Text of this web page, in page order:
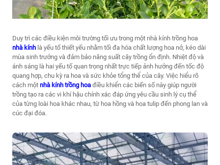
Duy trì các điều kiện môi trường tối ưu trong một nhà kính trồng hoa
nhà kính là yếu tố thiết yếu nhằm tối đa hóa chất lượng hoa nở, kéo dài
mùa sinh trưởng và đảm bảo năng suất cây trồng ổn định. Nhiệt độ và
ánh sáng là hai yếu tố quan trọng nhất trực tiếp ảnh hưởng đến tốc độ
quang hợp, chu kỳ ra hoa và sức khỏe tổng thể của cây. Việc hiểu rõ
cách một nhà kính trồng hoa điều khiển các biến số này giúp người
trồng tạo ra các vi khí hậu chính xác đáp ứng yêu cầu sinh lý cụ thể
của từng loài hoa khác nhau, từ hoa hồng và hoa tulip đến phong lan và
cúc đại đóa.